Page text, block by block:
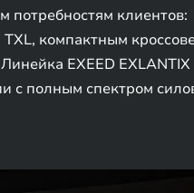
клиентов:
компактным
EXEED
с полным спектром